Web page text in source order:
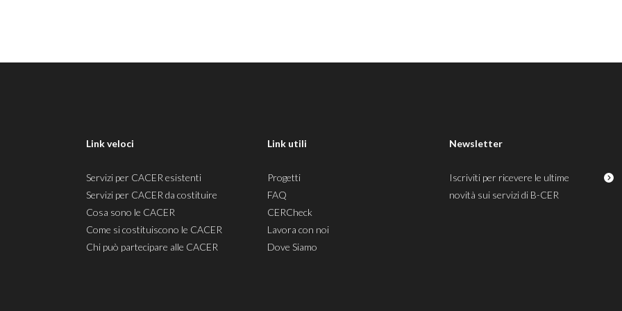
Link veloci
Servizi per CACER esistenti
Servizi per CACER da costituire
Cosa sono le CACER
Come si costituiscono le CACER
Chi può partecipare alle CACER
Link utili
Progetti
FAQ
CERCheck
Lavora con noi
Dove Siamo
Newsletter
Iscriviti per ricevere le ultime
novità sui servizi di B-CER